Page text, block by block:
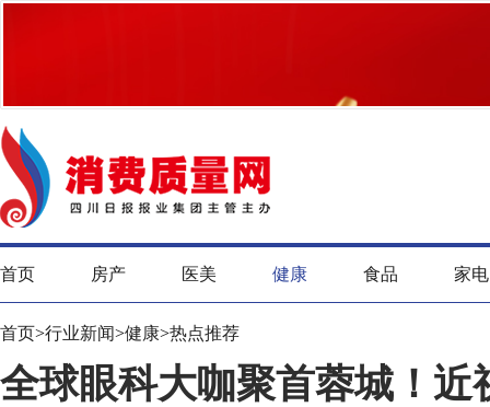
首页 房产 医美 健康 食品 家电
首页>行业新闻>健康>热点推荐
全球眼科大咖聚首蓉城！